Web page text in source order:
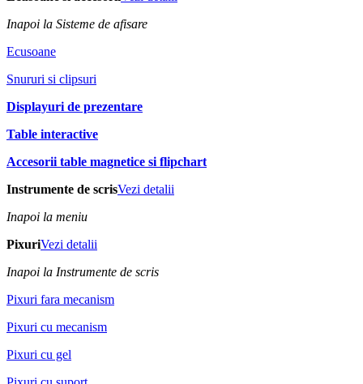
Inapoi la Sisteme de afisare
Ecusoane
Snururi si clipsuri
Displayuri de prezentare
Table interactive
Accesorii table magnetice si flipchart
Instrumente de scrisVezi detalii
Inapoi la meniu
PixuriVezi detalii
Inapoi la Instrumente de scris
Pixuri fara mecanism
Pixuri cu mecanism
Pixuri cu gel